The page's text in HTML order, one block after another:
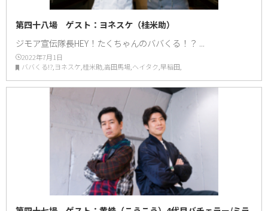
第四十八場 ゲスト：ヨネスケ（桂米助）
ジモア宣伝隊長HEY！たくちゃんのババくる！？ ...
2022年7月1日
ババくる!?,ヨネスケ,桂米助,高田馬場,ヘイタク,早稲田,